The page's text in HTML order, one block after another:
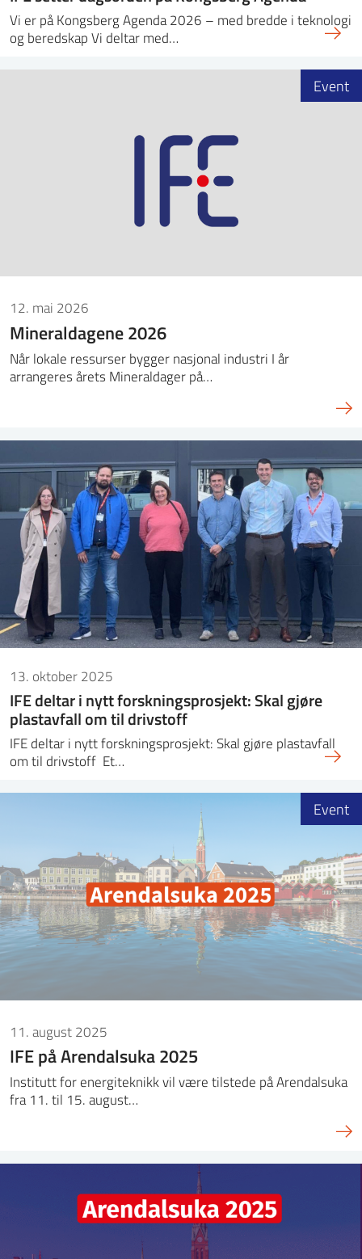
Vi er på Kongsberg Agenda 2026 – med bredde i teknologi
og beredskap Vi deltar med…
12. mai 2026
Mineraldagene 2026
Når lokale ressurser bygger nasjonal industri I år
arrangeres årets Mineraldager på…
Event
13. oktober 2025
IFE deltar i nytt forskningsprosjekt: Skal gjøre
plastavfall om til drivstoff
IFE deltar i nytt forskningsprosjekt: Skal gjøre plastavfall
om til drivstoff Et…
11. august 2025
IFE på Arendalsuka 2025
Institutt for energiteknikk vil være tilstede på Arendalsuka
fra 11. til 15. august…
Event